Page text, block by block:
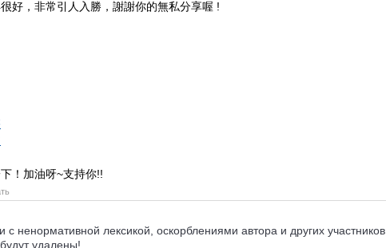
好，非常引人入勝，謝謝你的無私分享喔 !
！加油呀~支持你!!
с ненормативной лексикой, оскорблениями автора и других участников
удалены!